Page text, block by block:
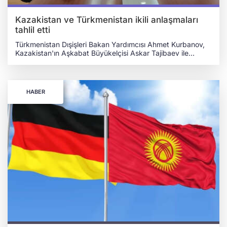
devam edeceklerini duyurdu.
Kazakistan ve Türkmenistan ikili anlaşmaları
tahlil etti
Türkmenistan Dışişleri Bakan Yardımcısı Ahmet Kurbanov,
Kazakistan'ın Aşkabat Büyükelçisi Askar Tajibaev ile
Kazakistan arasındaki ilişkilerin güçlendirilmesi için geniş bir
yelpazede ikili işbirliği olanakları ele alındı. KAZAKİSTAN
İLE TÜRKMENİSTAN ARASINDAKİ İLİŞKİLER GÖZDEN
GEÇİRİLDİ Yetkililer, üst düzey ziyaretler sırasında varılan
ikili anlaşmaların pratik uygulamalarındaki ilerlemeyi
gözden geçirdiler ve 2024 için Türkmen-Kazak ilişkilerinin
beklentilerini tartıştılar. Bu bağlamda taraflar, siyasi
istişarelerin öneminin yanı sıra en üst düzeyde düzenli ikili
ziyaretler ve temaslar düzenlenmesi gerektiğini kaydettiler.
Taraflar ayrıca parlamentolar arası işbirliğinin
güçlendirilmesinin ve iki ülke parlamenterleri arasında
düzenli toplantı ve istişarelerin gerçekleştirilmesinin
önemine dikkat çekti. Görüşmede, Avrupa Güvenlik ve
İşbirliği Teşkilatı (AGİT), Birleşmiş Milletler (BM) ve İslam
olumlu deneyimler ifade edildi.
HABER